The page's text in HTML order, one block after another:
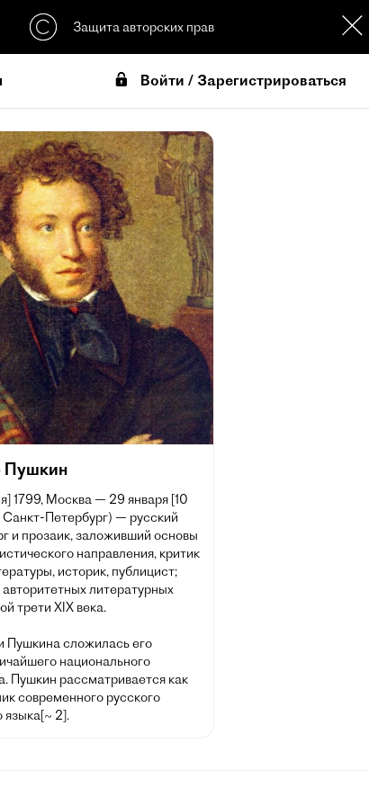
Защита авторских прав
Войти / Зарегистрироваться
Пушкин
1799, Москва — 29 января [10
Санкт-Петербург) — русский
и прозаик, заложивший основы
направления, критик
историк, публицист;
литературных
трети XIX века.
Пушкина сложилась его
национального
Пушкин рассматривается как
современного русского
языка[~ 2].